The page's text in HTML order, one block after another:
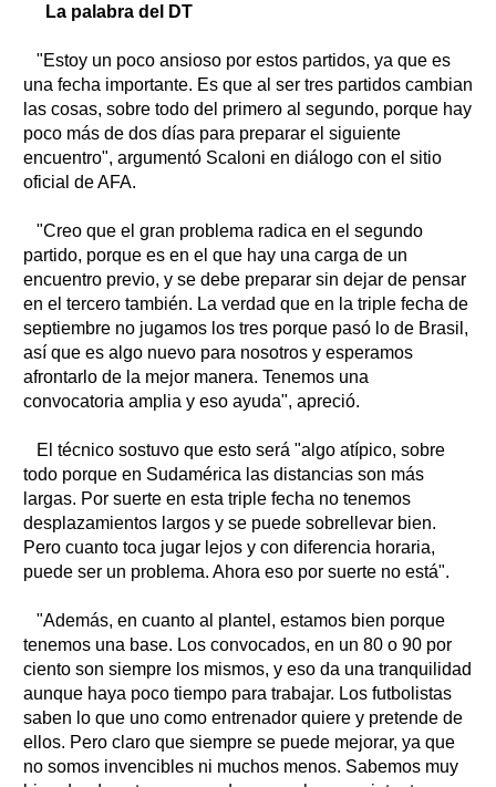
La palabra del DT
"Estoy un poco ansioso por estos partidos, ya que es
una fecha importante. Es que al ser tres partidos cambian
las cosas, sobre todo del primero al segundo, porque hay
poco más de dos días para preparar el siguiente
encuentro", argumentó Scaloni en diálogo con el sitio
oficial de AFA.
"Creo que el gran problema radica en el segundo
partido, porque es en el que hay una carga de un
encuentro previo, y se debe preparar sin dejar de pensar
en el tercero también. La verdad que en la triple fecha de
septiembre no jugamos los tres porque pasó lo de Brasil,
así que es algo nuevo para nosotros y esperamos
afrontarlo de la mejor manera. Tenemos una
convocatoria amplia y eso ayuda", apreció.
El técnico sostuvo que esto será "algo atípico, sobre
todo porque en Sudamérica las distancias son más
largas. Por suerte en esta triple fecha no tenemos
desplazamientos largos y se puede sobrellevar bien.
Pero cuanto toca jugar lejos y con diferencia horaria,
puede ser un problema. Ahora eso por suerte no está".
"Además, en cuanto al plantel, estamos bien porque
tenemos una base. Los convocados, en un 80 o 90 por
ciento son siempre los mismos, y eso da una tranquilidad
aunque haya poco tiempo para trabajar. Los futbolistas
saben lo que uno como entrenador quiere y pretende de
ellos. Pero claro que siempre se puede mejorar, ya que
no somos invencibles ni muchos menos. Sabemos muy